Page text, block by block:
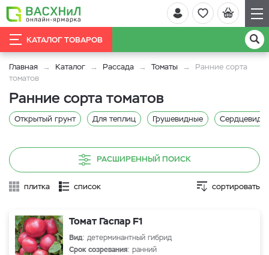
КАТАЛОГ ТОВАРОВ
Главная Каталог Рассада Томаты
Ранние сорта
томатов
Ранние сорта томатов
Открытый грунт Для теплиц Грушевидные
РАСШИРЕННЫЙ ПОИСК
плитка список сортировать
Томат Гаспар F1
Вид: детерминантный гибрид
Срок созревания: ранний